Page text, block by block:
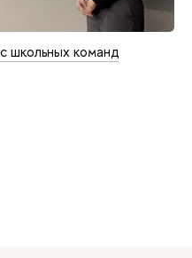
школьных команд